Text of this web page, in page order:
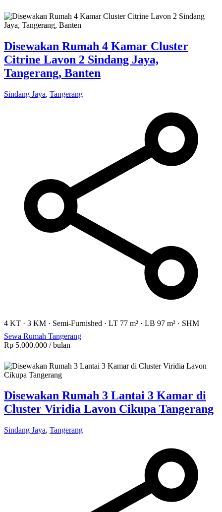
Disewakan Rumah 4 Kamar Cluster
Citrine Lavon 2 Sindang Jaya,
Tangerang, Banten
Sindang Jaya, Tangerang
4 KT · 3 KM · Semi-Furnished · LT 77 m² · LB 97 m² · SHM
Sewa Rumah Tangerang
Rp 5.000.000 / bulan
Disewakan Rumah 3 Lantai 3 Kamar di
Cluster Viridia Lavon Cikupa Tangerang
Sindang Jaya, Tangerang